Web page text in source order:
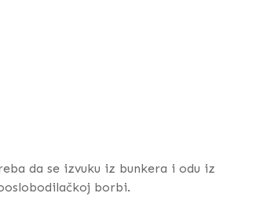
da se izvuku iz bunkera i odu iz
borbi.